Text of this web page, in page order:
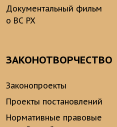
Документальный фильм
о ВС РХ
ЗАКОНОТВОРЧЕСТВО
Законопроекты
Проекты постановлений
Нормативные правовые